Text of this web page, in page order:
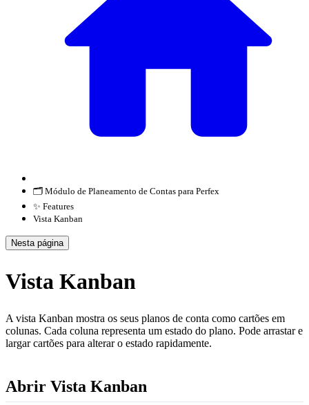
🗂️ Módulo de Planeamento de Contas para Perfex
✨ Features
Vista Kanban
Nesta página
Vista Kanban
A vista Kanban mostra os seus planos de conta como cartões em
colunas. Cada coluna representa um estado do plano. Pode arrastar e
largar cartões para alterar o estado rapidamente.
Abrir Vista Kanban